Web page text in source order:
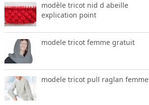
modèle tricot nid d abeille
explication point
modele tricot femme gratuit
modele tricot pull raglan femme